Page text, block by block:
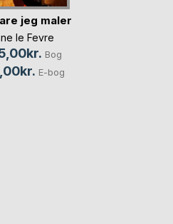
jeg maler
le Fevre
Bog
E-bog